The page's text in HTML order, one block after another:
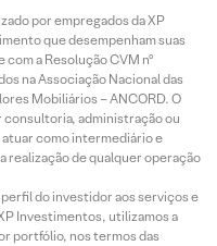
por empregados da XP
que desempenham suas
a Resolução CVM nº
na Associação Nacional das
Mobiliários – ANCORD. O
consultoria, administração ou
como intermediário e
realização de qualquer operação
do investidor aos serviços e
Investimentos, utilizamos a
portfólio, nos termos das